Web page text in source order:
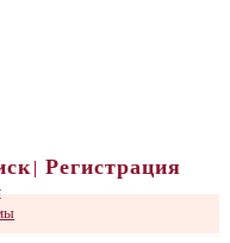
Регистрация